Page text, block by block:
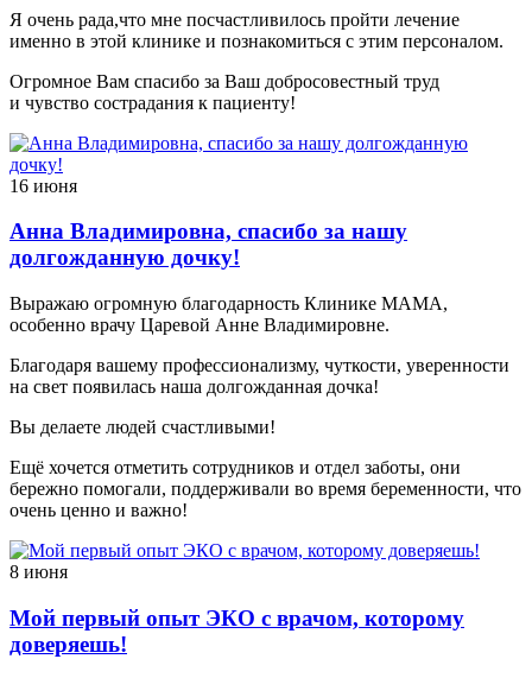
Я очень рада,что мне посчастливилось пройти лечение
именно в этой клинике и познакомиться с этим персоналом.
Огромное Вам спасибо за Ваш добросовестный труд
и чувство сострадания к пациенту!
16 июня
Анна Владимировна, спасибо за нашу
долгожданную дочку!
Выражаю огромную благодарность Клинике МАМА,
особенно врачу Царевой Анне Владимировне.
Благодаря вашему профессионализму, чуткости, уверенности
на свет появилась наша долгожданная дочка!
Вы делаете людей счастливыми!
Ещё хочется отметить сотрудников и отдел заботы, они
бережно помогали, поддерживали во время беременности, что
очень ценно и важно!
8 июня
Мой первый опыт ЭКО с врачом, которому
доверяешь!